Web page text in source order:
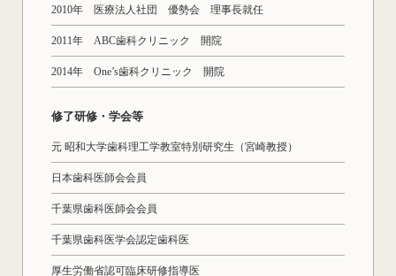
2010年 医療法人社団 優勢会 理事長就任
2011年 ABC歯科クリニック 開院
2014年 One’s歯科クリニック 開院
修了研修・学会等
元 昭和大学歯科理工学教室特別研究生（宮崎教授）
日本歯科医師会会員
千葉県歯科医師会会員
千葉県歯科医学会認定歯科医
厚生労働省認可臨床研修指導医